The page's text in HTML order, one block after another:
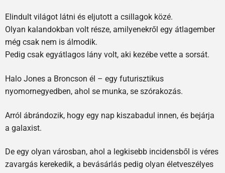
Elindult világot látni és eljutott a csillagok közé.
Olyan kalandokban volt része, amilyenekről egy átlagember
még csak nem is álmodik.
Pedig csak egyátlagos lány volt, aki kezébe vette a sorsát.
Halo Jones a Broncson él – egy futurisztikus
nyomornegyedben, ahol se munka, se szórakozás.
Arról ábrándozik, hogy egy nap kiszabadul innen, és bejárja
a galaxist.
De egy olyan városban, ahol a legkisebb incidensből is véres
zavargás kerekedik, a bevásárlás pedig olyan életveszélyes